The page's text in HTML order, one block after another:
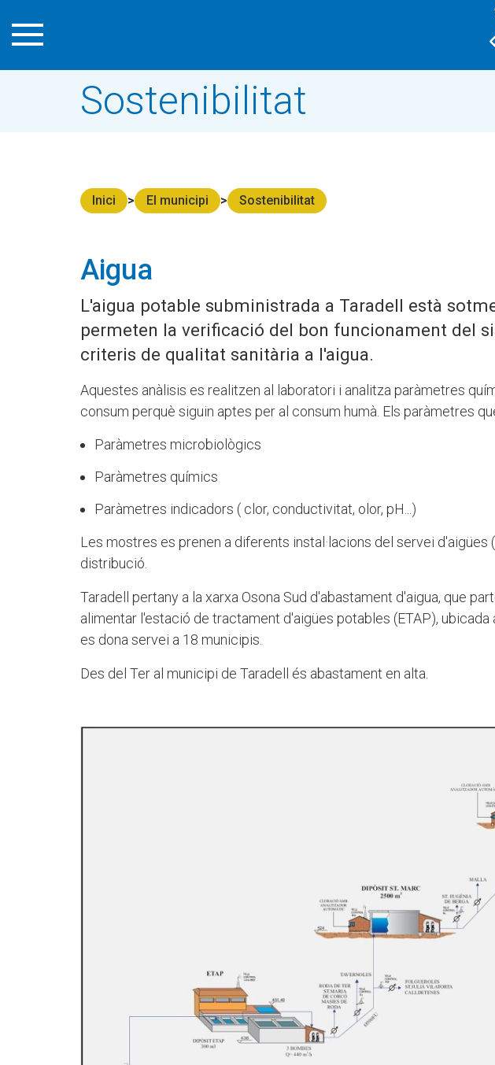
Sostenibilitat
Inici El municipi Sostenibilitat
Aigua
L'aigua potable subministrada a Taradell està
permeten la verificació del bon funcionament del
criteris de qualitat sanitària a l'aigua.
Aquestes anàlisis es realitzen al laboratori i analitza paràmetres
consum perquè siguin aptes per al consum humà. Els paràmetres
Paràmetres microbiològics
Paràmetres químics
Paràmetres indicadors ( clor, conductivitat, olor, pH...)
Les mostres es prenen a diferents instal·lacions del servei
distribució.
Taradell pertany a la xarxa Osona Sud d'abastament d'aigua, que
alimentar l'estació de tractament d'aigües potables (ETAP),
es dona servei a 18 municipis.
Des del Ter al municipi de Taradell és abastament en alta.